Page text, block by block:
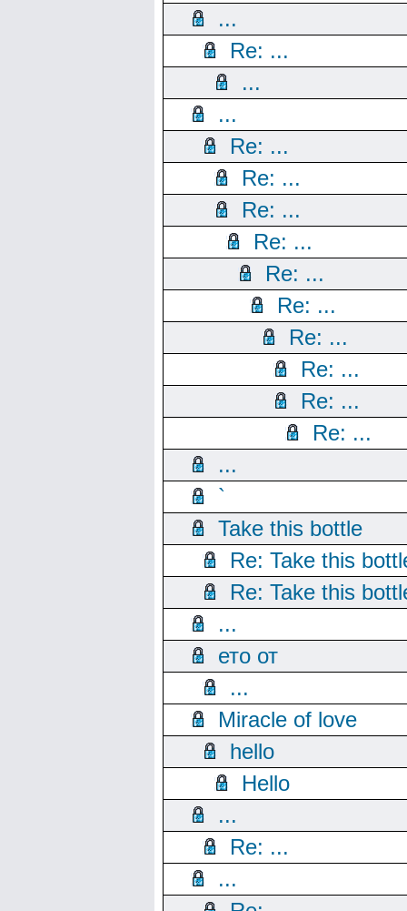
...
Re: ...
...
...
Re: ...
Re: ...
Re: ...
Re: ...
Re: ...
Re: ...
Re: ...
Re: ...
Re: ...
Re: ...
...
`
Take this bottle
Re: Take this
Re: Take this
...
ето от
...
Miracle of love
hello
Hello
...
Re: ...
...